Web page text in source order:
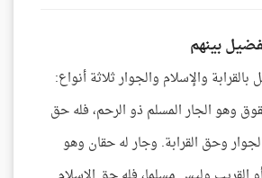
بينهم
والإسلام والجوار ثلاثة أنواع:
وهو الجار المسلم ذو الرحم، فله حق
وحق القرابة. وجار له حقان وهو